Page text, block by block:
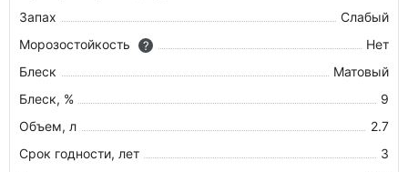
Запах
Слабый
Морозостойкость
?
Нет
Блеск
Матовый
Блеск, %
9
Объем, л
2.7
Срок годности, лет
3